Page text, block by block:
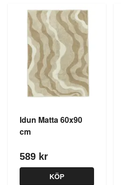
Idun Matta 60x90
cm
589 kr
KÖP